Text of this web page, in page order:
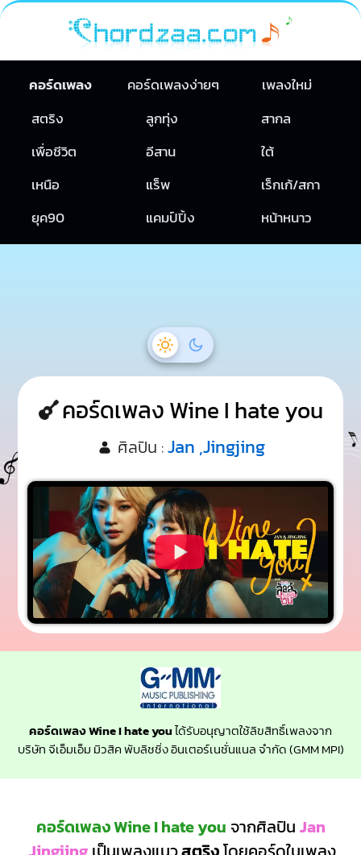
คอร์ดเพลง คอร์ดเพลงง่ายๆ
เพลงใหม่
สตริง
ลูกทุ่ง
สากล
เพื่อชีวิต
อีสาน
ใต้
เหนือ
แร็พ
เร็กเก้/สกา
ยุค90
แคมป์ปิ้ง หน้าหนาว
คอร์ดเพลง Wine I hate you
ศิลปิน :Jan ,Jingjing
คอร์ดเพลง Wine I hate youได้รับอนุญาตใช้ลิขสิทธิ์เพลงจาก
บริษัท จีเอ็มเอ็ม มิวสิค พับลิชชิ่ง อินเตอร์เนชั่นแนล จำกัด (GMM MPI)
คอร์ดเพลง Wine I hate you จากศิลปิน Jan